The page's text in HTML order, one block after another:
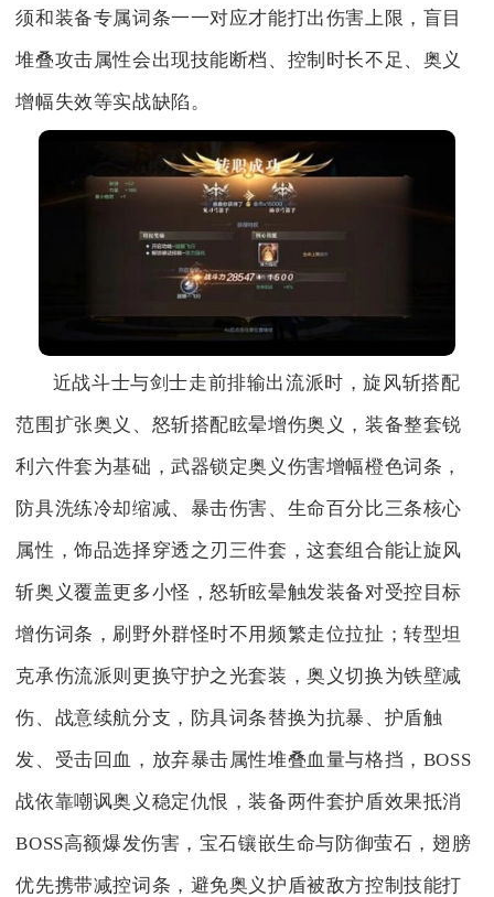
须和装备专属词条一一对应才能打出伤害上限，盲目
堆叠攻击属性会出现技能断档、控制时长不足、奥义
增幅失效等实战缺陷。
近战斗士与剑士走前排输出流派时，旋风斩搭配
范围扩张奥义、怒斩搭配眩晕增伤奥义，装备整套锐
利六件套为基础，武器锁定奥义伤害增幅橙色词条，
防具洗练冷却缩减、暴击伤害、生命百分比三条核心
属性，饰品选择穿透之刃三件套，这套组合能让旋风
斩奥义覆盖更多小怪，怒斩眩晕触发装备对受控目标
增伤词条，刷野外群怪时不用频繁走位拉扯；转型坦
克承伤流派则更换守护之光套装，奥义切换为铁壁减
伤、战意续航分支，防具词条替换为抗暴、护盾触
发、受击回血，放弃暴击属性堆叠血量与格挡，BOSS
战依靠嘲讽奥义稳定仇恨，装备两件套护盾效果抵消
BOSS高额爆发伤害，宝石镶嵌生命与防御萤石，翅膀
优先携带减控词条，避免奥义护盾被敌方控制技能打